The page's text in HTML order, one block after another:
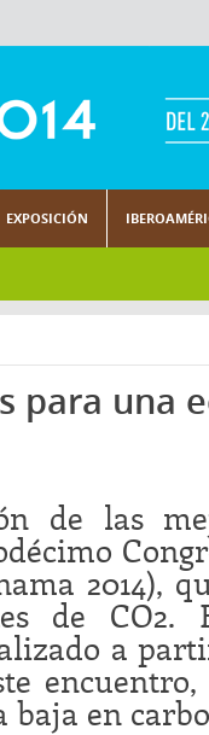
EXPOSICIÓN
para una
de las
2014),
de
a
baja en